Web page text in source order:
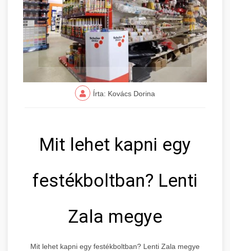
Írta: Kovács Dorina
Mit lehet kapni egy
festékboltban? Lenti
Zala megye
Mit lehet kapni egy festékboltban? Lenti Zala megye